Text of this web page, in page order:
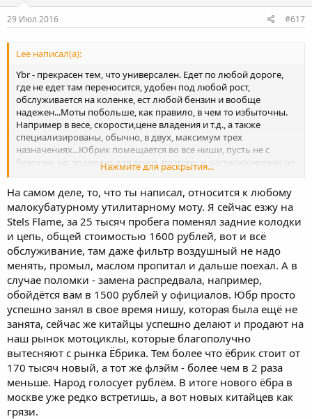
29 Июл 2016 #617
Lee написал(а):
Ybr - прекрасен тем, что универсален. Едет по любой дороге,
где не едет там переносится, удобен под любой рост,
обслуживается на коленке, ест любой бензин и вообще
надежен...Моты побольше, как правило, в чем то избыточны.
Например в весе, скорости,цене владения и т.д., а также
специализированы, обычно, в двух, максимум трех
назначениях...Юбрик помещается во все ниши, пусть не с
блеском, но подходит для всего, поэтому и растиражирован по
миру миллионами экземплярами... За что и любим...
Нажмите для раскрытия...
На самом деле, то, что ты написал, относится к любому
малокубатурному утилитарному моту. Я сейчас езжу на
Stels Flame, за 25 тысяч пробега поменял задние колодки
и цепь, общей стоимостью 1600 рублей, вот и всё
обслуживание, там даже фильтр воздушный не надо
менять, промыл, маслом пропитал и дальше поехал. А в
случае поломки - замена распредвала, например,
обойдётся вам в 1500 рублей у официалов. Юбр просто
успешно занял в свое время нишу, которая была ещё не
занята, сейчас же китайцы успешно делают и продают на
наш рынок мотоциклы, которые благополучно
вытесняют с рынка Ёбрика. Тем более что ёбрик стоит от
170 тысяч новый, а тот же флэйм - более чем в 2 раза
меньше. Народ голосует рублём. В итоге нового ёбра в
москве уже редко встретишь, а вот новых китайцев как
грязи.